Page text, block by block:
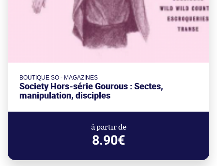
BOUTIQUE SO - MAGAZINES
Society Hors-série Gourous : Sectes,
manipulation, disciples
à partir de
8.90€